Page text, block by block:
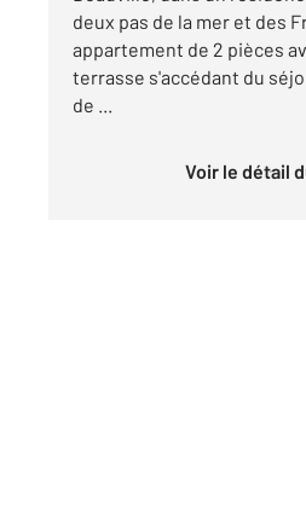
deux pas de la mer et des
appartement de 2 pièces
terrasse s'accédant du
de ...
Voir le détail